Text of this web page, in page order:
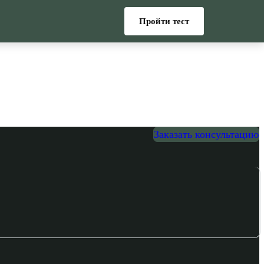
Заказать консультацию
Пройти тест